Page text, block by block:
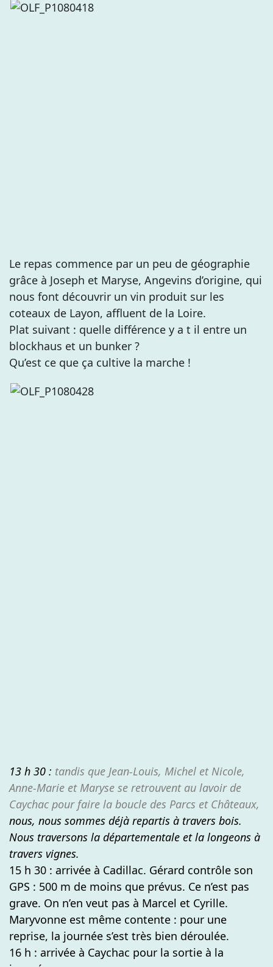
Le repas commence par un peu de géographie
grâce à Joseph et Maryse, Angevins d’origine, qui
nous font découvrir un vin produit sur les
coteaux de Layon, affluent de la Loire.
Plat suivant : quelle différence y a t il entre un
blockhaus et un bunker ?
Qu’est ce que ça cultive la marche !
13 h 30 : tandis que Jean-Louis, Michel et Nicole,
Anne-Marie et Maryse se retrouvent au lavoir de
Caychac pour faire la boucle des Parcs et Châteaux,
nous, nous sommes déjà repartis à travers bois.
Nous traversons la départementale et la longeons à
travers vignes.
15 h 30 : arrivée à Cadillac. Gérard contrôle son
GPS : 500 m de moins que prévus. Ce n’est pas
grave. On n’en veut pas à Marcel et Cyrille.
Maryvonne est même contente : pour une
reprise, la journée s’est très bien déroulée.
16 h : arrivée à Caychac pour la sortie à la